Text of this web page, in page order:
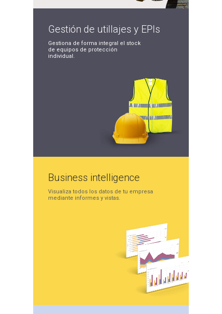
Gestión de utillajes y EPIs
Gestiona de forma integral el stock
de equipos de protección
individual.
Business intelligence
Visualiza todos los datos de tu empresa
mediante informes y vistas.